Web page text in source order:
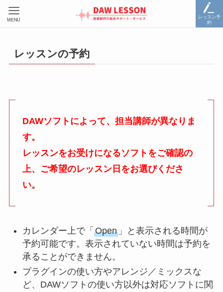
レッスン予
約
MENU
レッスンの予約
DAWソフトによって、担当講師が異なりま
す。
レッスンをお受けになるソフトをご確認の
上、ご希望のレッスン日をお選びくださ
い。
カレンダー上で「 Open」と表示される時間が
予約可能です。表示されていない時間は予約を
承ることができません。
プラグインの使い方やアレンジ／ミックスな
ど、DAWソフトの使い方以外は対応ソフトに関